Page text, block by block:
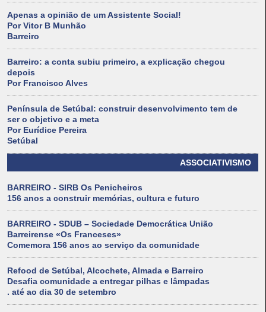
Apenas a opinião de um Assistente Social!
Por Vitor B Munhão
Barreiro
Barreiro: a conta subiu primeiro, a explicação chegou
depois
Por Francisco Alves
Península de Setúbal: construir desenvolvimento tem de
ser o objetivo e a meta
Por Eurídice Pereira
Setúbal
ASSOCIATIVISMO
BARREIRO - SIRB Os Penicheiros
156 anos a construir memórias, cultura e futuro
BARREIRO - SDUB – Sociedade Democrática União
Barreirense «Os Franceses»
Comemora 156 anos ao serviço da comunidade
Refood de Setúbal, Alcochete, Almada e Barreiro
Desafia comunidade a entregar pilhas e lâmpadas
. até ao dia 30 de setembro